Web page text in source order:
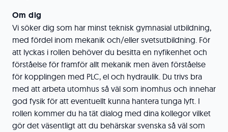
Om dig
Vi söker dig som har minst teknisk gymnasial utbildning,
med fördel inom mekanik och/eller svetsutbildning. För
att lyckas i rollen behöver du besitta en nyfikenhet och
förståelse för framför allt mekanik men även förståelse
för kopplingen med PLC, el och hydraulik. Du trivs bra
med att arbeta utomhus så väl som inomhus och innehar
god fysik för att eventuellt kunna hantera tunga lyft. I
rollen kommer du ha tät dialog med dina kollegor vilket
gör det väsentligt att du behärskar svenska så väl som